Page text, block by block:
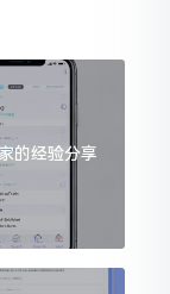
的经验分享